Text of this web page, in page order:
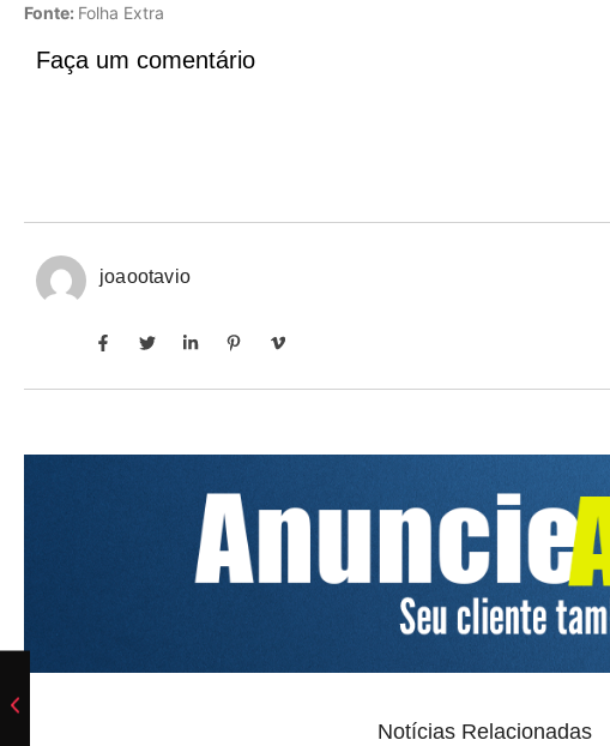
Fonte: Folha Extra
Faça um comentário
joaootavio
Notícias Relacionadas